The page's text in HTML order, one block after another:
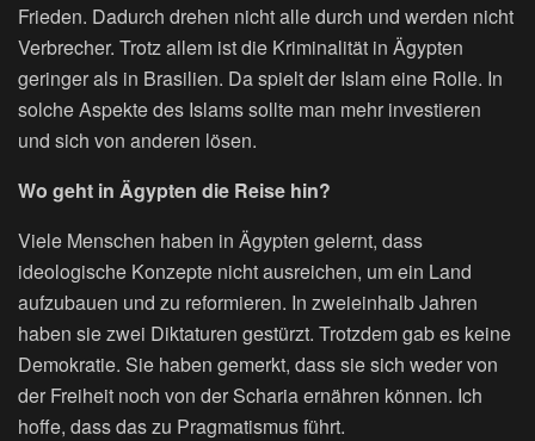
Frieden. Dadurch drehen nicht alle durch und werden nicht
Verbrecher. Trotz allem ist die Kriminalität in Ägypten
geringer als in Brasilien. Da spielt der Islam eine Rolle. In
solche Aspekte des Islams sollte man mehr investieren
und sich von anderen lösen.
Wo geht in Ägypten die Reise hin?
Viele Menschen haben in Ägypten gelernt, dass
ideologische Konzepte nicht ausreichen, um ein Land
aufzubauen und zu reformieren. In zweieinhalb Jahren
haben sie zwei Diktaturen gestürzt. Trotzdem gab es keine
Demokratie. Sie haben gemerkt, dass sie sich weder von
der Freiheit noch von der Scharia ernähren können. Ich
hoffe, dass das zu Pragmatismus führt.